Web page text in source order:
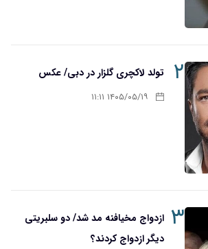
۲ تولد لاکچری گلزار در دبی/ عکس
۱۴۰۵/۰۵/۱۹ ۱۱:۱۱
۳ ازدواج مخیافنه مد شد/ دو سلبریتی
دیگر ازدواج کردند؟